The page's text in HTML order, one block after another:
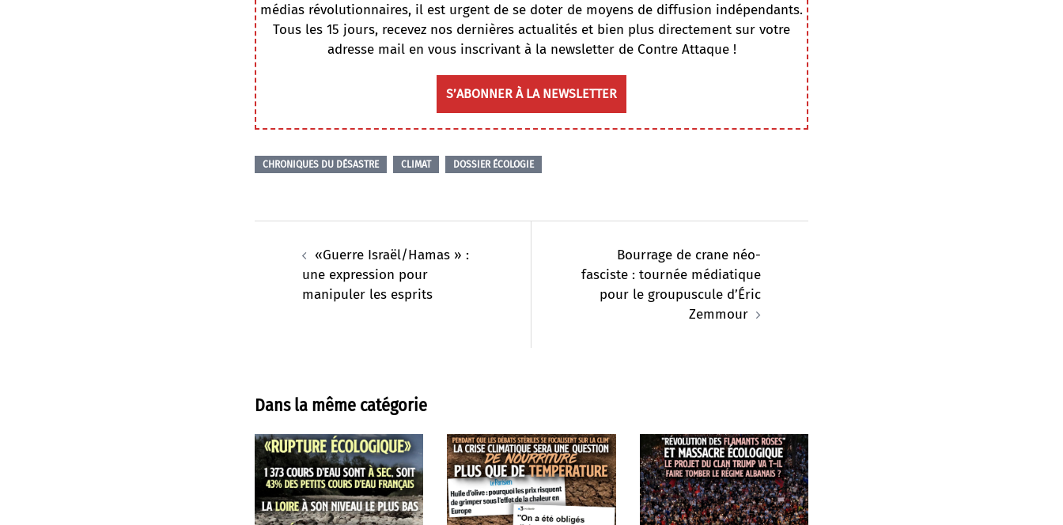
médias révolutionnaires, il est urgent de se doter de moyens de diffusion indépendants.
Tous les 15 jours, recevez nos dernières actualités et bien plus directement sur votre
adresse mail en vous inscrivant à la newsletter de Contre Attaque !
S’ABONNER À LA NEWSLETTER
CHRONIQUES DU DÉSASTRE CLIMAT DOSSIER ÉCOLOGIE
d’article«Guerre Israël/Hamas » :
une expression pour
manipuler les esprits
Bourrage de crane néo-
fasciste : tournée médiatique
pour le groupuscule d’Éric
Zemmour
Dans la même catégorie